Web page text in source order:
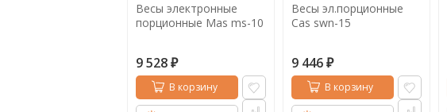
Весы электронные
порционные Mas ms-10
9 528 ₽
В корзину
Весы эл.порционные
Cas swn-15
9 446 ₽
В корзину